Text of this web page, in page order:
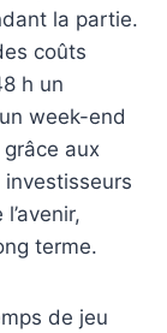
la partie.
coûts
h un
week-end
aux
terme.
de jeu